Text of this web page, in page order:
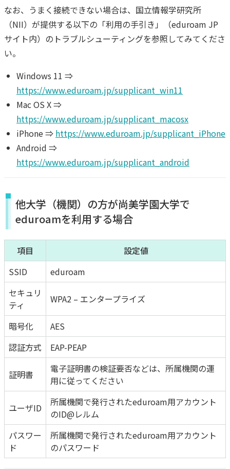
なお、うまく接続できない場合は、国立情報学研究所
（NII）が提供する以下の「利用の手引き」（eduroam JP
サイト内）のトラブルシューティングを参照してみてくださ
い。
Windows 11 ⇒
https://www.eduroam.jp/supplicant_win11
Mac OS X ⇒
https://www.eduroam.jp/supplicant_macosx
iPhone ⇒ https://www.eduroam.jp/supplicant_iPhone
Android ⇒
https://www.eduroam.jp/supplicant_android
他大学（機関）の方が尚美学園大学で
eduroamを利用する場合
項目
設定値
SSID
eduroam
セキュリ
ティ
WPA2 – エンタープライズ
暗号化
AES
認証方式
EAP-PEAP
証明書
電子証明書の検証要否などは、所属機関の運
用に従ってください
ユーザID
所属機関で発行されたeduroam用アカウント
のID@レルム
パスワー
ド
所属機関で発行されたeduroam用アカウント
のパスワード